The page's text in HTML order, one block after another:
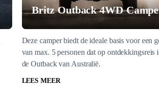
Britz Outback 4WD
Deze camper biedt de ideale basis voor een
van max. 5 personen dat op ontdekkingsreis
de Outback van Australië.
LEES MEER